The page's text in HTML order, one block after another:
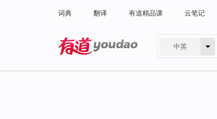
词典 翻译 有道精品课 云笔记
中英